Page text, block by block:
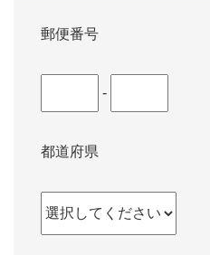
郵便番号
-
都道府県